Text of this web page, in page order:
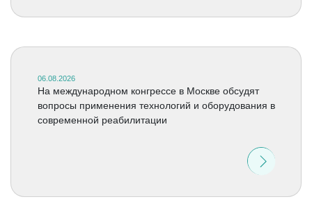
06.08.2026
На международном конгрессе в Москве обсудят
вопросы применения технологий и оборудования в
современной реабилитации